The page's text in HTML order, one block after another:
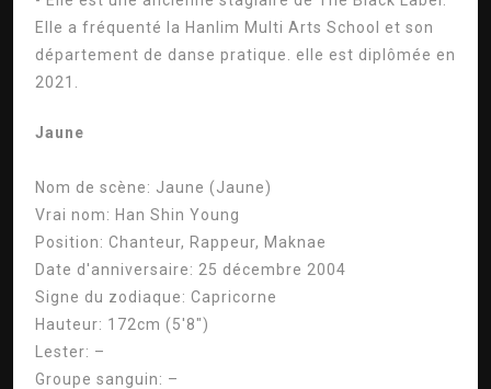
Elle a fréquenté la Hanlim Multi Arts School et son
département de danse pratique. elle est diplômée en
2021.
Jaune
Nom de scène: Jaune (Jaune)
Vrai nom: Han Shin Young
Position: Chanteur, Rappeur, Maknae
Date d'anniversaire: 25 décembre 2004
Signe du zodiaque: Capricorne
Hauteur: 172cm (5'8″)
Lester: –
Groupe sanguin: –